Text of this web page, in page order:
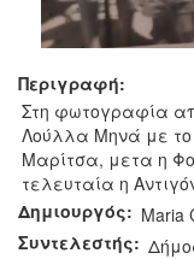
Περιγραφή:
Στη φωτογραφία
Λούλλα Μηνά με το
Μαρίτσα, μετα η
τελευταία η
Δημιουργός: Maria
Συντελεστής: